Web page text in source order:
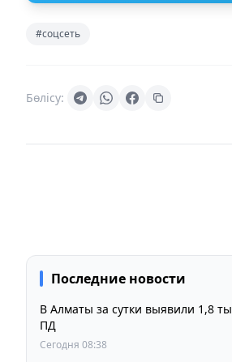
#соцсеть
Бөлісу:
Последние новости
В Алматы за сутки выявили 1,8
ПД
Сегодня 08:38